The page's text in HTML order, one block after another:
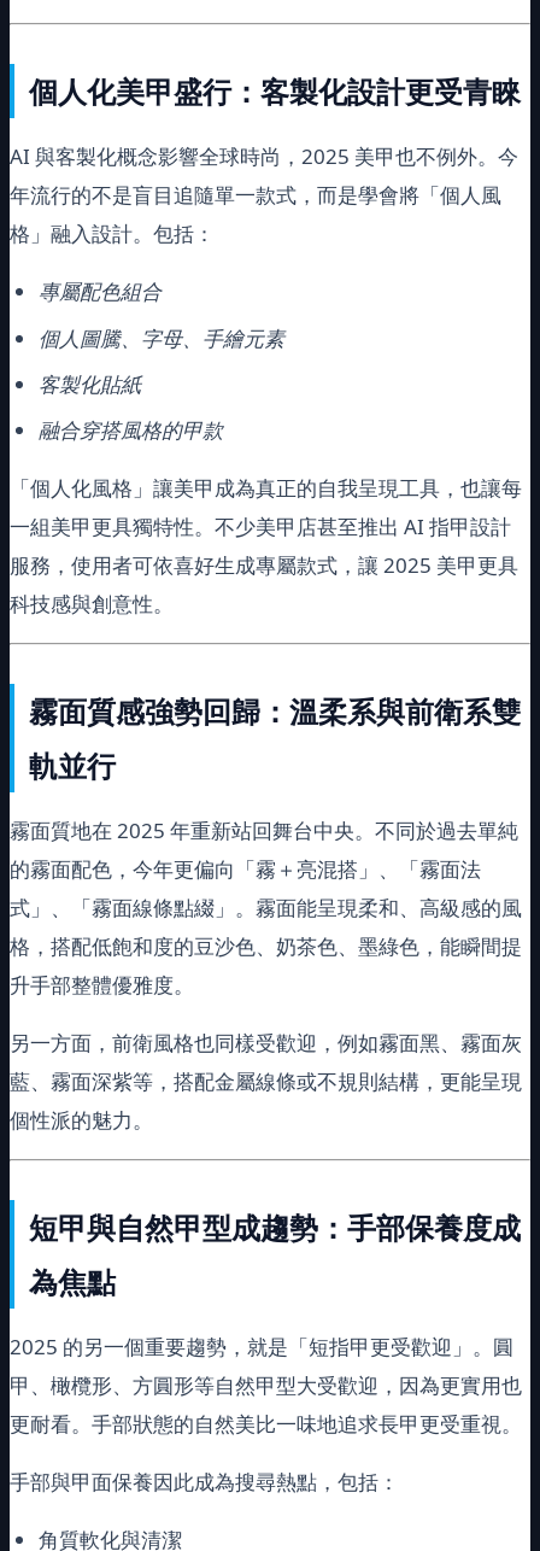
個人化美甲盛行：客製化設計更受青睞
AI 與客製化概念影響全球時尚，2025 美甲也不例外。今
年流行的不是盲目追隨單一款式，而是學會將「個人風
格」融入設計。包括：
專屬配色組合
個人圖騰、字母、手繪元素
客製化貼紙
融合穿搭風格的甲款
「個人化風格」讓美甲成為真正的自我呈現工具，也讓每
一組美甲更具獨特性。不少美甲店甚至推出 AI 指甲設計
服務，使用者可依喜好生成專屬款式，讓 2025 美甲更具
科技感與創意性。
霧面質感強勢回歸：溫柔系與前衛系雙
軌並行
霧面質地在 2025 年重新站回舞台中央。不同於過去單純
的霧面配色，今年更偏向「霧＋亮混搭」、「霧面法
式」、「霧面線條點綴」。霧面能呈現柔和、高級感的風
格，搭配低飽和度的豆沙色、奶茶色、墨綠色，能瞬間提
升手部整體優雅度。
另一方面，前衛風格也同樣受歡迎，例如霧面黑、霧面灰
藍、霧面深紫等，搭配金屬線條或不規則結構，更能呈現
個性派的魅力。
短甲與自然甲型成趨勢：手部保養度成
為焦點
2025 的另一個重要趨勢，就是「短指甲更受歡迎」。圓
甲、橄欖形、方圓形等自然甲型大受歡迎，因為更實用也
更耐看。手部狀態的自然美比一味地追求長甲更受重視。
手部與甲面保養因此成為搜尋熱點，包括：
角質軟化與清潔